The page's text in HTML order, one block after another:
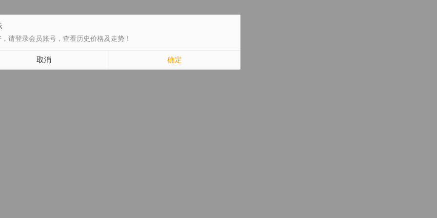
请登录会员账号，查看历史价格及走势！
取消 确定